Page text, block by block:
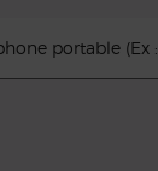
portable (Ex :